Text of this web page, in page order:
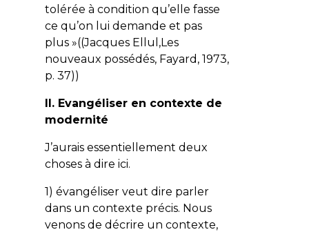
tolérée à condition qu’elle fasse
ce qu’on lui demande et pas
plus »((Jacques Ellul,Les
nouveaux possédés, Fayard, 1973,
p. 37))
II. Evangéliser en contexte de
modernité
J’aurais essentiellement deux
choses à dire ici.
1) évangéliser veut dire parler
dans un contexte précis. Nous
venons de décrire un contexte,